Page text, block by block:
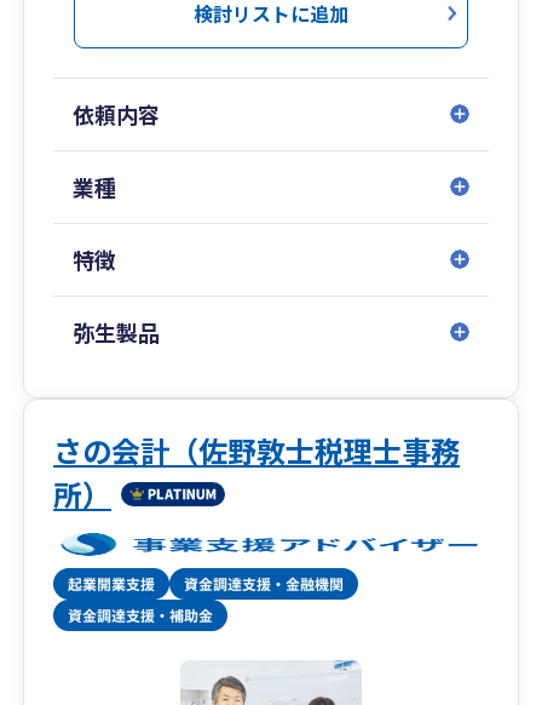
検討リストに追加
依頼内容
業種
特徴
弥生製品
さの会計（佐野敦士税理士事務
所）